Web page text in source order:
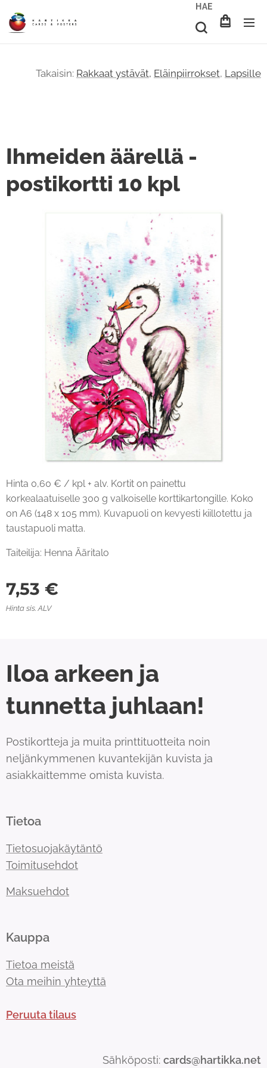
HAE
Takaisin: Rakkaat ystävät, Eläinpiirrokset, Lapsille
Ihmeiden äärellä -
postikortti 10 kpl
Hinta 0,60 € / kpl + alv. Kortit on painettu
korkealaatuiselle 300 g valkoiselle korttikartongille. Koko
on A6 (148 x 105 mm). Kuvapuoli on kevyesti kiillotettu ja
taustapuoli matta.
Taiteilija: Henna Ääritalo
7,53 €
Hinta sis. ALV
Iloa arkeen ja
tunnetta juhlaan!
Postikortteja ja muita printtituotteita noin
neljänkymmenen kuvantekijän kuvista ja
asiakkaittemme omista kuvista.
Tietoa
Tietosuojakäytäntö
Toimitusehdot
Maksuehdot
Kauppa
Tietoa meistä
Ota meihin yhteyttä
Peruuta tilaus
Sähköposti: cards@hartikka.net